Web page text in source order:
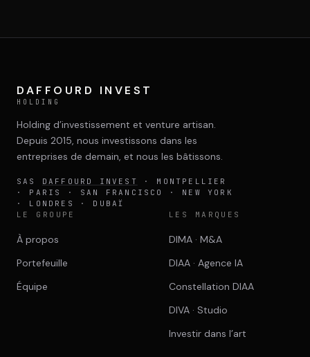
DIAA
AGENCE CONSEIL & SSII
Connexion
BIENTÔT DISPONIBLE
DAFFOURD INVEST
HOLDING
Holding d’investissement et venture artisan.
Depuis 2015, nous investissons dans les
entreprises de demain, et nous les bâtissons.
SAS DAFFOURD INVEST
· MONTPELLIER
· PARIS · SAN FRANCISCO · NEW YORK
· LONDRES · DUBAÏ
LE GROUPE
À propos
Portefeuille
Équipe
LES MARQUES
DIMA · M&A
DIAA · Agence IA
Constellation DIAA
DIVA · Studio
Investir dans l’art